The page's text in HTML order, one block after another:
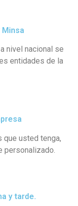
Minsa​
nivel nacional se
entidades de la
que usted tenga,
personalizado.
y tarde.